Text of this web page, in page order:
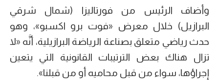
وأضاف الرئيس من فورتاليزا (شمال شرقي
البرازيل) خلال معرض «فوت برو اكسبو»، وهو
حدث رياضي متعلق بصناعة الرياضة البرازيلية، أنَّه «لا
تزال هناك بعض الترتيبات القانونية التي يتعين
إجراؤها، سواء من قبل محاميه أو من قبلنا».